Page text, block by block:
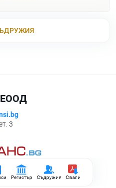
Регистър Съдружия Свали
ЕООД
3